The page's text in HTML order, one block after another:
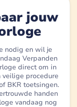
jouw
nodig en wil je
Verpanden
direct om in
procedure
BKR toetsingen.
handen
vandaag nog